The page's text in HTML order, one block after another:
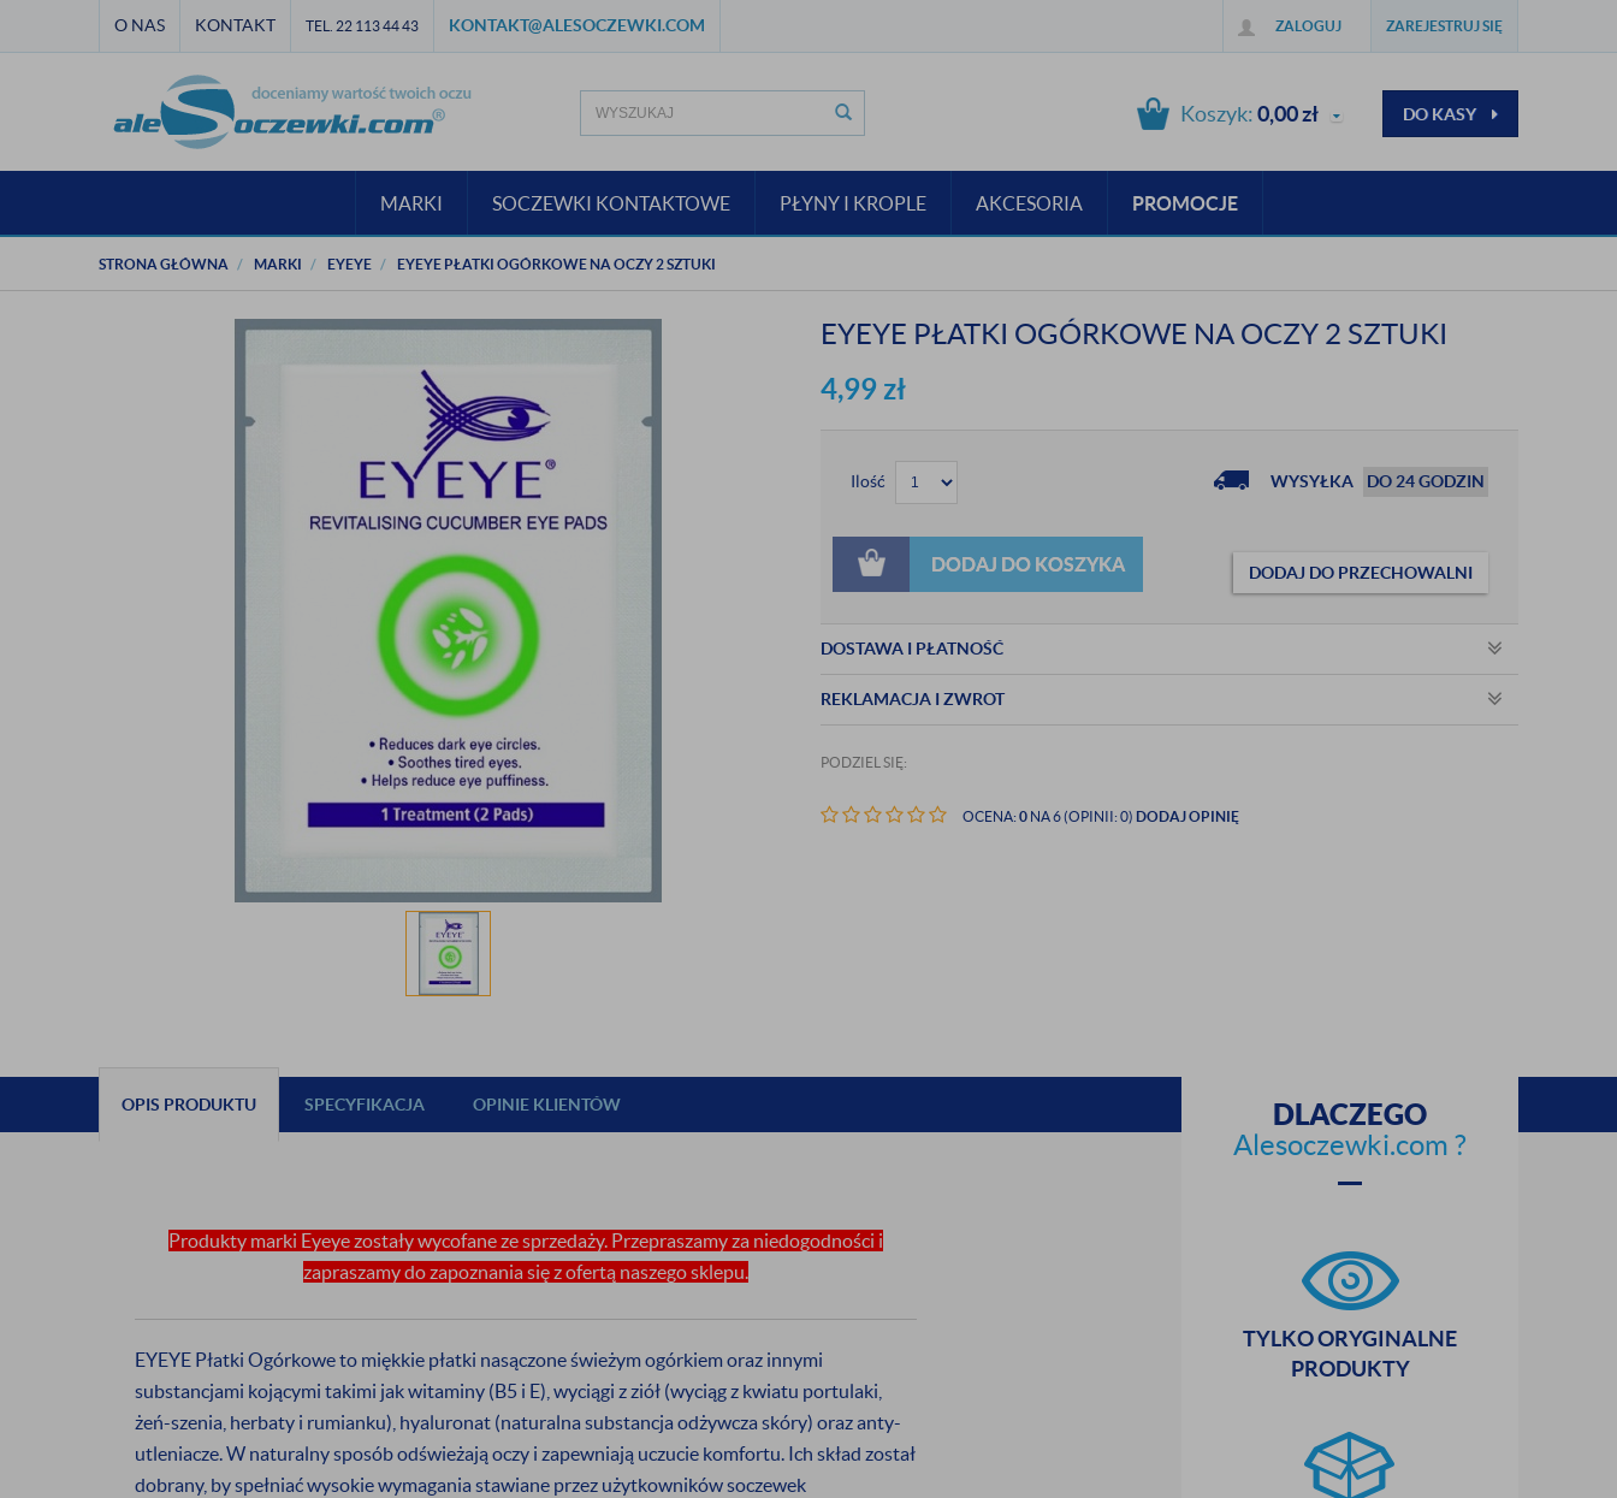
O NAS KONTAKT TEL. 22 113 44 43 KONTAKT@ALESOCZEWKI.COM ZALOGUJ ZAREJESTRUJ SIĘ
Koszyk:0,00zł DO KASY
MARKI SOCZEWKI KONTAKTOWE PŁYNY I KROPLE AKCESORIA PROMOCJE
STRONA GŁÓWNA MARKI EYEYE EYEYE PŁATKI OGÓRKOWE NA OCZY 2 SZTUKI
EYEYE PŁATKI OGÓRKOWE NA OCZY 2 SZTUKI
4,99 zł
Ilość WYSYŁKA DO 24 GODZIN
DODAJ DO KOSZYKA DODAJ DO PRZECHOWALNI
DOSTAWA I PŁATNOŚĆ
REKLAMACJA I ZWROT
PODZIEL SIĘ:
OCENA: 0 NA 6 (OPINII: 0) DODAJ OPINIĘ
OPIS PRODUKTU SPECYFIKACJA OPINIE KLIENTÓW
Produkty marki Eyeye zostały wycofane ze sprzedaży. Przepraszamy za niedogodności i
zapraszamy do zapoznania się z ofertą naszego sklepu.
EYEYE Płatki Ogórkowe to miękkie płatki nasączone świeżym ogórkiem oraz innymi
substancjami kojącymi takimi jak witaminy (B5 i E), wyciągi z ziół (wyciąg z kwiatu portulaki,
żeń-szenia, herbaty i rumianku), hyaluronat (naturalna substancja odżywcza skóry) oraz anty-
utleniacze. W naturalny sposób odświeżają oczy i zapewniają uczucie komfortu. Ich skład został
dobrany, by spełniać wysokie wymagania stawiane przez użytkowników soczewek
DLACZEGO
Alesoczewki.com ?
TYLKO ORYGINALNE
PRODUKTY
zamknij
ZAPISZ SIĘ DO NASZEGO
i odbierz 5% rabatu na pierwsze zakupy
Będziesz otrzymywać informację o:
promocjach darmowej dostawie nowościach
Wyrażam zgodę na otrzymywanie informacji handlowej drogą elektroniczną na
podany adres e-mail